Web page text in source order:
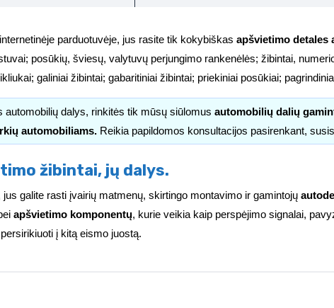
internetinėje parduotuvėje, jus rasite tik kokybiškas apšvietimo detales
posūkių, šviesų, valytuvų perjungimo rankenėlės; žibintai,
galiniai žibintai; gabaritiniai žibintai; priekiniai posūkiai;
dalys, rinkitės tik mūsų siūlomus automobilių dalių
automobiliams. Reikia papildomos konsultacijos pasirenkant,
žibintai, jų dalys.
jus galite rasti įvairių matmenų, skirtingo montavimo ir gamintojų
apšvietimo komponentų, kurie veikia kaip perspėjimo signalai,
į kitą eismo juostą.